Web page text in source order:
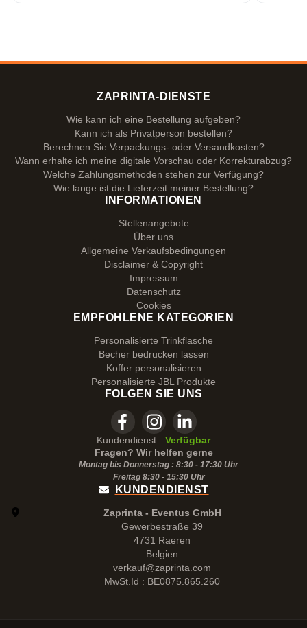
ZAPRINTA-DIENSTE
Wie kann ich eine Bestellung aufgeben?
Kann ich als Privatperson bestellen?
Berechnen Sie Verpackungs- oder Versandkosten?
Wann erhalte ich meine digitale Vorschau oder Korrekturabzug?
Welche Zahlungsmethoden stehen zur Verfügung?
Wie lange ist die Lieferzeit meiner Bestellung?
INFORMATIONEN
Stellenangebote
Über uns
Allgemeine Verkaufsbedingungen
Disclaimer & Copyright
Impressum
Datenschutz
Cookies
EMPFOHLENE KATEGORIEN
Personalisierte Trinkflasche
Becher bedrucken lassen
Koffer personalisieren
Personalisierte JBL Produkte
FOLGEN SIE UNS
Kundendienst:
Verfügbar
Fragen? Wir helfen gerne
Montag bis Donnerstag : 8:30 - 17:30 Uhr
Freitag 8:30 - 15:30Uhr
KUNDENDIENST
Zaprinta - Eventus GmbH
Gewerbestraße 39
4731 Raeren
Belgien
verkauf@zaprinta.com
MwSt.Id : BE0875.865.260